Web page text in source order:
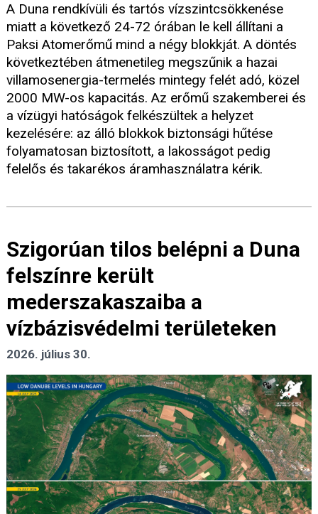
A Duna rendkívüli és tartós vízszintcsökkenése
miatt a következő 24-72 órában le kell állítani a
Paksi Atomerőmű mind a négy blokkját. A döntés
következtében átmenetileg megszűnik a hazai
villamosenergia-termelés mintegy felét adó, közel
2000 MW-os kapacitás. Az erőmű szakemberei és
a vízügyi hatóságok felkészültek a helyzet
kezelésére: az álló blokkok biztonsági hűtése
folyamatosan biztosított, a lakosságot pedig
felelős és takarékos áramhasználatra kérik.
Szigorúan tilos belépni a Duna
felszínre került
mederszakaszaiba a
vízbázisvédelmi területeken
2026. július 30.